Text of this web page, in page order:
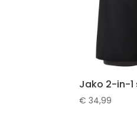
Jako 2-in-1
€ 34,99